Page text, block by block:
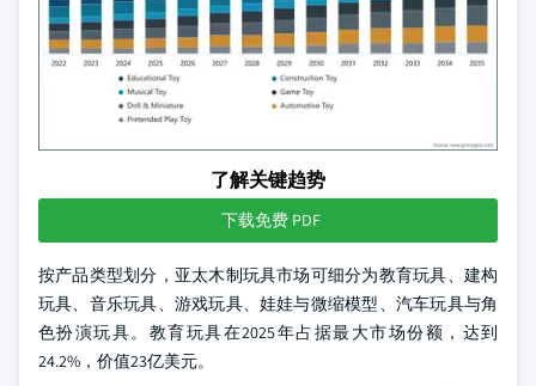
了解关键趋势
下载免费 PDF
按产品类型划分，亚太木制玩具市场可细分为教育玩具、建构
玩具、音乐玩具、游戏玩具、娃娃与微缩模型、汽车玩具与角
色扮演玩具。教育玩具在2025年占据最大市场份额，达到
24.2%，价值23亿美元。